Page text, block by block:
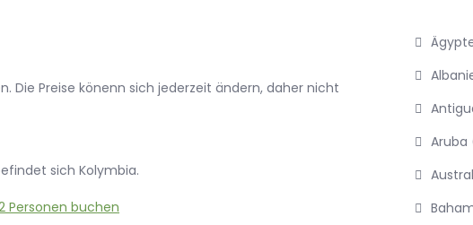
Die Preise könenn sich jederzeit ändern, daher nicht
sich Kolymbia.
Aruba